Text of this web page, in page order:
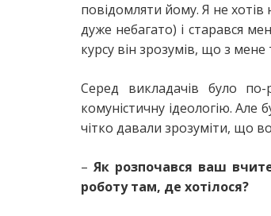
повідомляти йому. Я не хотів
дуже небагато) і старався
курсу він зрозумів, що з мене
Серед викладачів було
комуністичну ідеологію. Але
чітко давали зрозуміти, що
– Як розпочався ваш
роботу там, де хотілося?